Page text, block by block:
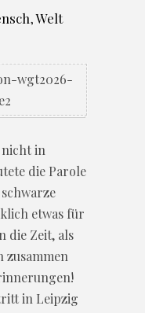
,Welt
in
die Parole
etwas für
die Zeit, als
in Leipzig